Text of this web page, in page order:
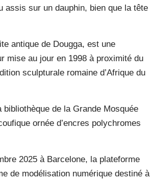
assis sur un dauphin, bien que la tête
antique de Dougga, est une
mise au jour en 1998 à proximité du
sculpturale romaine d’Afrique du
de la Grande Mosquée
ornée d’encres polychromes
2025 à Barcelone, la plateforme
de modélisation numérique destiné à